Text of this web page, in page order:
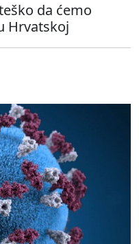
da ćemo
Hrvatskoj